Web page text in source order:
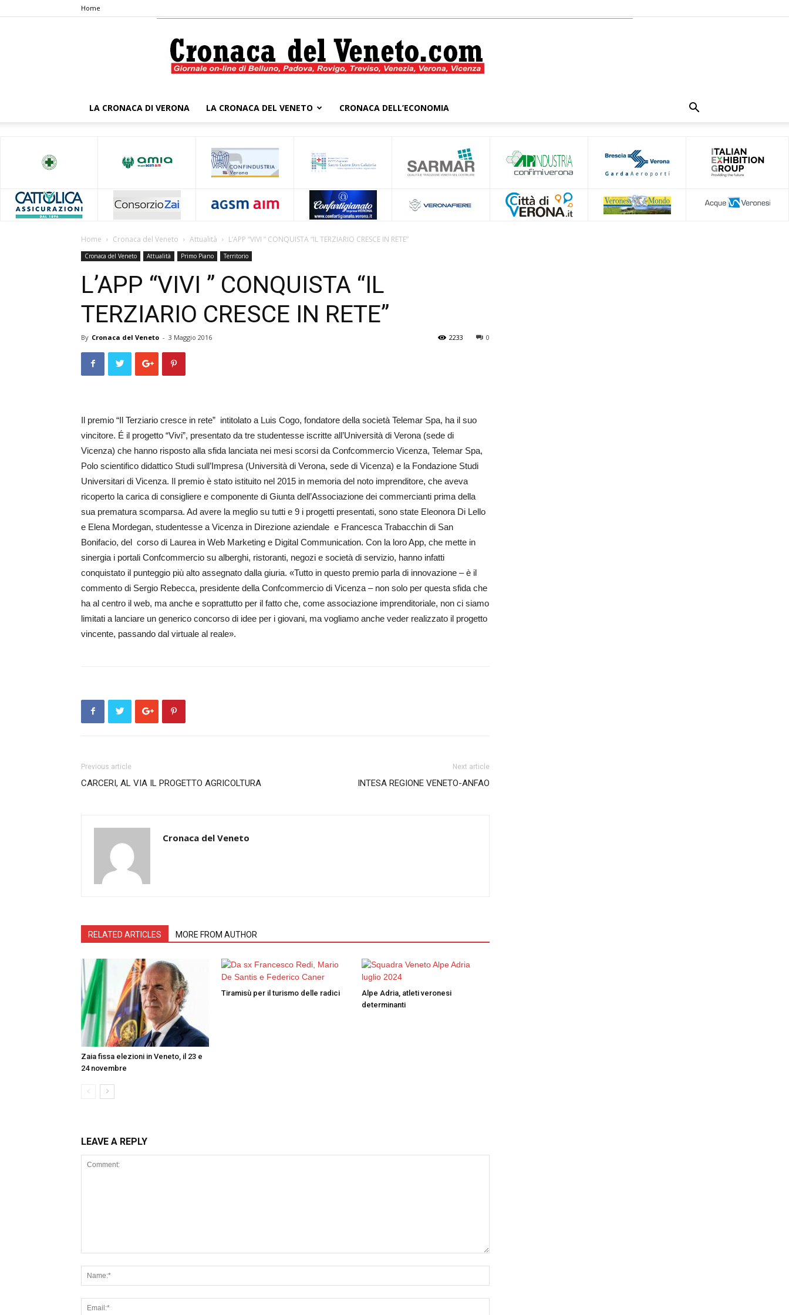
Home
LA CRONACA DI VERONA LA CRONACA DEL VENETO CRONACA DELL’ECONOMIA
Home Cronaca del Veneto Attualità L’APP “VIVI ” CONQUISTA “IL TERZIARIO CRESCE IN RETE”
Cronaca del Veneto Attualità Primo Piano Territorio
L’APP “VIVI ” CONQUISTA “IL
TERZIARIO CRESCE IN RETE”
By Cronaca del Veneto - 3 Maggio 2016 0
2233
Il premio “Il Terziario cresce in rete” intitolato a Luis Co­go, fondatore della società Telemar Spa, ha il suo
vincitore. É il progetto “Vivi”, presentato da tre studentesse iscritte all’Università di Ve­rona (sede di
Vicenza) che hanno risposto alla sfida lanciata nei mesi scorsi da Confcommercio Vicenza, Telemar Spa,
Polo scientifico didattico Studi sull’Impresa (Università di Verona, sede di Vicenza) e la Fondazione Studi
Universitari di Vicenza. Il premio è stato istituito nel 2015 in memoria del noto imprenditore, che aveva
ricoperto la carica di consigliere e componente di Giunta dell’As­so­cia­zione dei commercianti prima della
sua prematura scomparsa. Ad avere la meglio su tutti e 9 i progetti presentati, sono state Eleonora Di Lello
e Elena Mor­de­gan, studentesse a Vicenza in Direzione aziendale e Frances­ca Trabacchin di San
Bonifacio, del corso di Laurea in Web Mar­ke­ting e Digital Communication. Con la loro App, che mette in
sinergia i portali Confcom­mercio su alberghi, ristoranti, negozi e società di servizio, hanno infatti
conquistato il punteggio più alto assegnato dalla giuria. «Tutto in questo premio parla di innovazione – è il
commento di Sergio Rebecca, presidente della Confcommercio di Vicenza – non solo per questa sfida che
ha al centro il web, ma anche e soprattutto per il fatto che, come associazione imprenditoriale, non ci siamo
limitati a lanciare un generico concorso di idee per i giovani, ma vogliamo anche veder realizzato il progetto
vincente, passando dal virtuale al reale».
Previous article
CARCERI, AL VIA IL PROGETTO AGRICOLTURA
Next article
INTESA REGIONE VENETO-ANFAO
Cronaca del Veneto
RELATED ARTICLES MORE FROM AUTHOR
Zaia fissa elezioni in Veneto, il 23 e
24 novembre
Tiramisù per il turismo delle radici
Alpe Adria, atleti veronesi
determinanti
LEAVE A REPLY